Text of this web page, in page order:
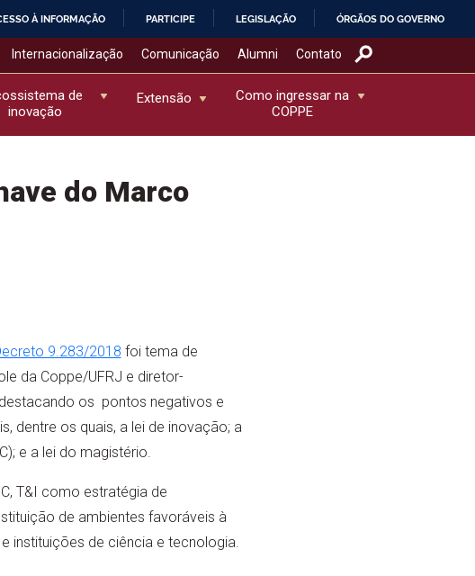
À INFORMAÇÃO PARTICIPE LEGISLAÇÃO ÓRGÃOS DO GOVERNO
Internacionalização Comunicação Alumni Contato
de
inovação
Extensão
Como ingressar na
COPPE
do Marco
9.283/2018 foi tema de
da Coppe/UFRJ e diretor-
os pontos negativos e
dentre os quais, a lei de inovação; a
e a lei do magistério.
T&I como estratégia de
de ambientes favoráveis à
instituições de ciência e tecnologia.